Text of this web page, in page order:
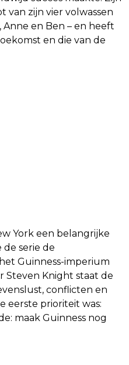
zijn vier volwassen
en Ben – en heeft
en die van de
York een belangrijke
de serie de
Guinness-imperium
Steven Knight staat de
conflicten en
eerste prioriteit was:
maak Guinness nog